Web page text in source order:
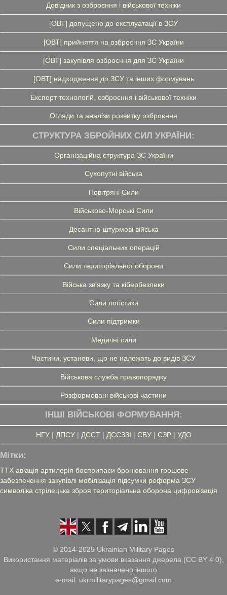
Довідник з озброєння і військової техніки
[ОВТ] допущено до експлуатації в ЗСУ
[ОВТ] прийняття на озброєння ЗС України
[ОВТ] закупівля озброєння для ЗС України
[ОВТ] надходження до ЗСУ та інших формувань
Експорт технологій, озброєння і військової техніки
Огляди та аналізи розвитку озброєння
СТРУКТУРА ЗБРОЙНИХ СИЛ УКРАЇНИ:
Організаційна структура ЗС України
Сухопутні війська
Повітряні Сили
Військово-Морські Сили
Десантно-штурмові війська
Сили спеціальних операцій
Сили територіальної оборони
Війська зв'язку та кібербезпеки
Сили логістики
Сили підтримки
Медичні сили
Частини, установи, що не належать до видів ЗСУ
Військова служба правопорядку
Розформовані військові частини
ІНШІ ВІЙСЬКОВІ ФОРМУВАННЯ:
НГУ| ДПСУ| ДССТ| ДССЗЗІ | СБУ| СЗР| УДО
Мітки:
ТТХ авіація артилерія боєприпаси бронювання грошове
забезпечення закупівлі мобілізація підсумки реформа ЗСУ
символіка стрілецька зброя територіальна оборона цифровізація
© 2014-2025 Ukrainian Military Pages
Використання матеріалів за умови вказання джерела (CC BY 4.0),
якщо не зазначено іншого
e-mail: ukrmilitarypages@gmail.com